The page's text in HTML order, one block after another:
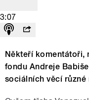
3:07
Někteří komentátoři,
fondu Andreje
sociálních věcí